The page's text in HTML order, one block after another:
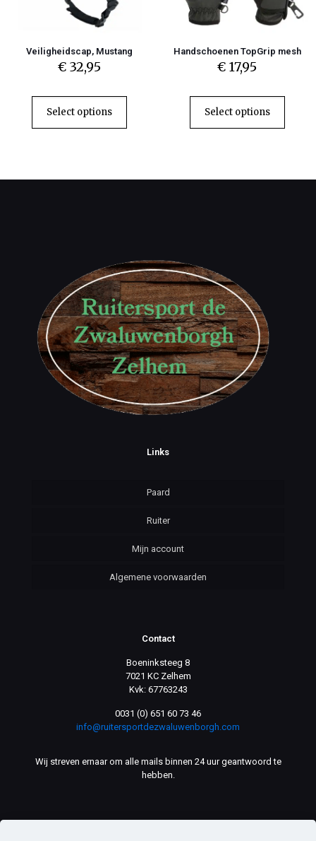
Veiligheidscap, Mustang
€32,95
Select options
Handschoenen TopGrip mesh
€ 17,95
Select options
Links
Paard
Ruiter
Mijn account
Algemene voorwaarden
Contact
Boeninksteeg 8
7021 KC Zelhem
Kvk: 67763243
0031 (0) 651 60 73 46
info@ruitersportdezwaluwenborgh.com
Wij streven ernaar om alle mails binnen 24 uur geantwoord te
hebben.